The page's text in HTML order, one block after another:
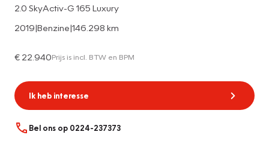
2.0 SkyActiv-G 165 Luxury
2019|Benzine|146.298 km
€ 22.940Prijs is incl. BTW en BPM
Ik heb interesse
Bel ons op 0224-237373